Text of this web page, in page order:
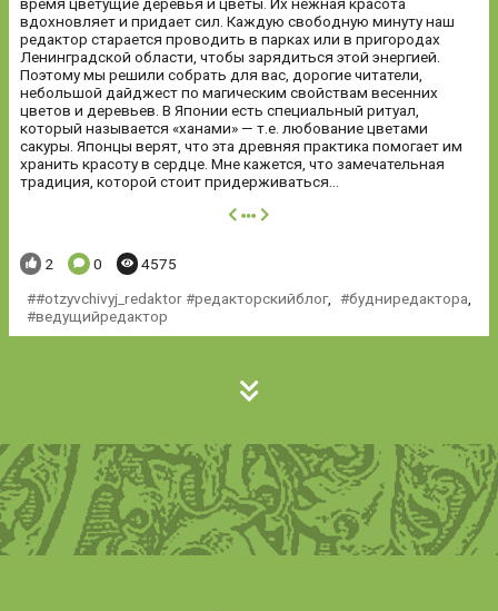
вдохновляет и придает сил. Каждую свободную минуту наш
редактор старается проводить в парках или в пригородах
Ленинградской области, чтобы зарядиться этой энергией.
Поэтому мы решили собрать для вас, дорогие читатели,
небольшой дайджест по магическим свойствам весенних
цветов и деревьев. В Японии есть специальный ритуал,
который называется «ханами» — т.е. любование цветами
сакуры. Японцы верят, что эта древняя практика помогает им
хранить красоту в сердце. Мне кажется, что замечательная
традиция, которой стоит придерживаться...
далее
Понравилось:
2 Комментариев:
0 Просмотров:
4575
#otzyvchivyj_redaktor #редакторскийблог, будниредактора
ведущийредактор